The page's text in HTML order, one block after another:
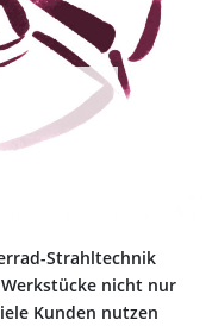
Strahltechnik
nicht nur
Kunden nutzen